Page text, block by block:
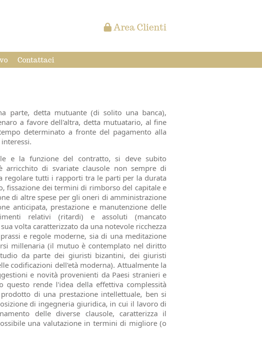
Area Clienti
Contattaci
parte, detta mutuante (di solito una banca),
a favore dell'altra, detta mutuatario, al fine
determinato a fronte del pagamento alla
e la funzione del contratto, si deve subito
di svariate clausole non sempre di
regolare tutti i rapporti tra le parti per la durata
fissazione dei termini di rimborso del capitale e
di altre spese per gli oneri di amministrazione
anticipata, prestazione e manutenzione delle
relativi (ritardi) e assoluti (mancato
volta caratterizzato da una notevole ricchezza
e regole moderne, sia di una meditazione
millenaria (il mutuo è contemplato nel diritto
da parte dei giuristi bizantini, dei giuristi
codificazioni dell'età moderna). Attualmente la
e novità provenienti da Paesi stranieri e
questo rende l'idea della effettiva complessità
di una prestazione intellettuale, ben si
di ingegneria giuridica, in cui il lavoro di
delle diverse clausole, caratterizza il
una valutazione in termini di migliore (o